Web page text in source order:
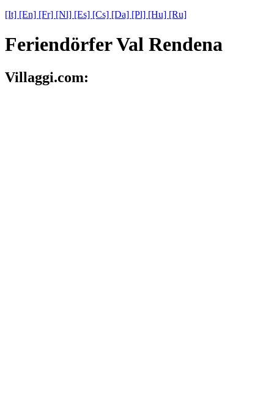
[It] [En] [Fr] [Nl] [Es] [Cs] [Da] [Pl] [Hu] [Ru]
Feriendörfer Val Rendena
Villaggi.com: